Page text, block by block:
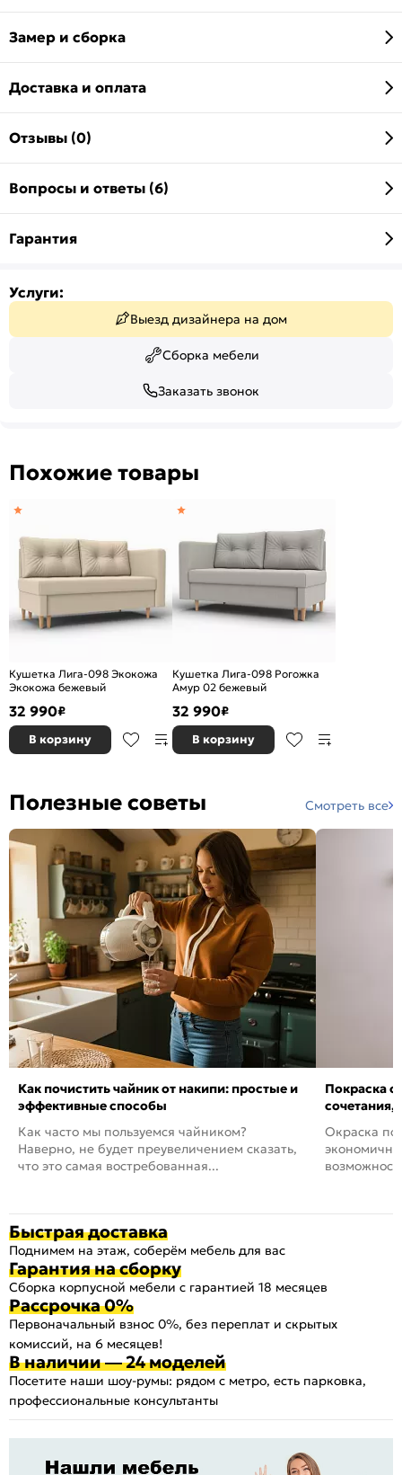
Замер и сборка
Доставка и оплата
Отзывы (0)
Вопросы и ответы (6)
Гарантия
Услуги:
Выезд дизайнера на дом
Сборка мебели
Заказать звонок
Похожие товары
Кушетка Лига-098 Экокожа
Экокожа бежевый
32 990₽
В корзину
Кушетка Лига-098 Рогожка
Амур 02 бежевый
32 990₽
В корзину
Полезные советы Смотреть все
Как почистить чайник от накипи: простые и
эффективные способы
Как часто мы пользуемся чайником?
Наверно, не будет преувеличением сказать,
что это самая востребованная...
Покраска
сочетания,
Окраска
Быстрая доставка
Поднимем на этаж, соберём мебель для вас
Гарантия на сборку
Сборка корпусной мебели с гарантией 18 месяцев
Рассрочка 0%
Первоначальный взнос 0%, без переплат и скрытых
комиссий, на 6 месяцев!
В наличии — 24 моделей
Посетите наши шоу-румы: рядом с метро, есть парковка,
профессиональные консультанты